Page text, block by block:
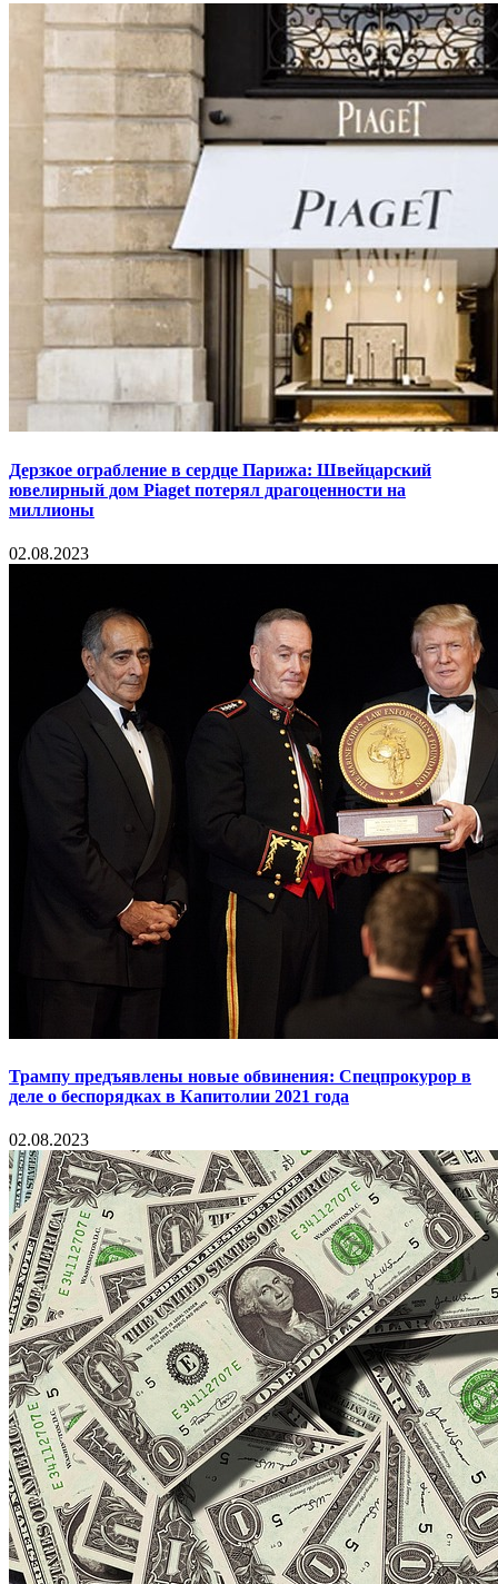
Дерзкое ограбление в сердце Парижа: Швейцарский
ювелирный дом Piaget потерял драгоценности на
миллионы
02.08.2023
Трампу предъявлены новые обвинения: Спецпрокурор в
деле о беспорядках в Капитолии 2021 года
02.08.2023